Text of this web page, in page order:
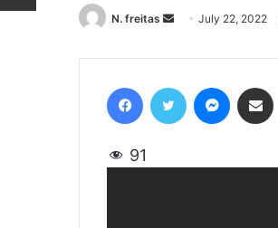
N. freitas
Send
email
July 22, 2022
91